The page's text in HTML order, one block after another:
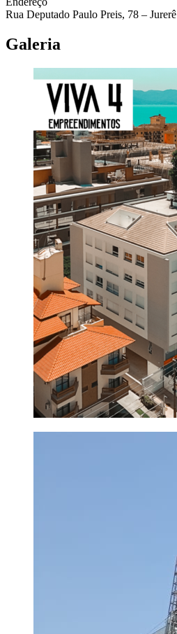
Rua Deputado Paulo Preis, 78 – Jurerê
Galeria